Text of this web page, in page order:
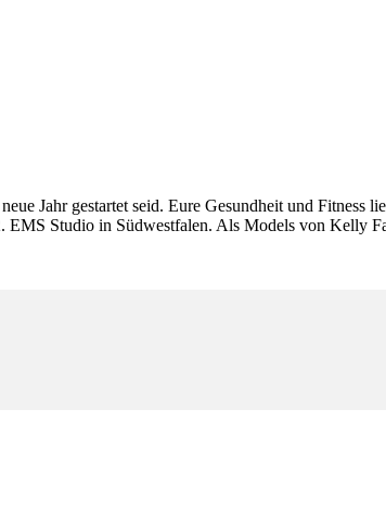
Jahr gestartet seid. Eure Gesundheit und Fitness
EMS Studio in Südwestfalen. Als Models von Kelly